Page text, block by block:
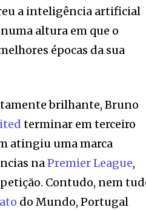
a inteligência artificial
altura em que o
épocas da sua
brilhante, Bruno
terminar em terceiro
atingiu uma marca
naPremier League,
Contudo, nem
do Mundo, Portugal